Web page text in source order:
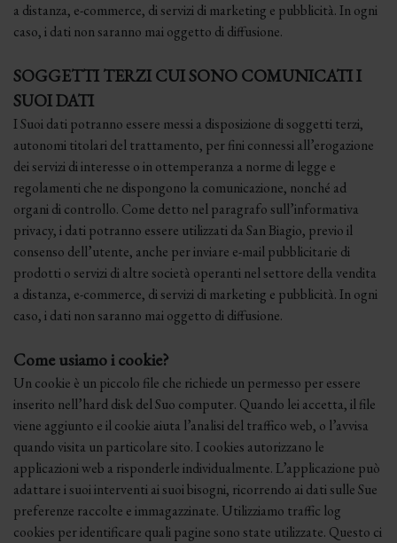
a distanza, e-commerce, di servizi di marketing e pubblicità. In ogni
caso, i dati non saranno mai oggetto di diffusione.
SOGGETTI TERZI CUI SONO COMUNICATI I
SUOI DATI
I Suoi dati potranno essere messi a disposizione di soggetti terzi,
autonomi titolari del trattamento, per fini connessi all’erogazione
dei servizi di interesse o in ottemperanza a norme di legge e
regolamenti che ne dispongono la comunicazione, nonché ad
organi di controllo. Come detto nel paragrafo sull’informativa
privacy, i dati potranno essere utilizzati da San Biagio, previo il
consenso dell’utente, anche per inviare e-mail pubblicitarie di
prodotti o servizi di altre società operanti nel settore della vendita
a distanza, e-commerce, di servizi di marketing e pubblicità. In ogni
caso, i dati non saranno mai oggetto di diffusione.
Come usiamo i cookie?
Un cookie è un piccolo file che richiede un permesso per essere
inserito nell’hard disk del Suo computer. Quando lei accetta, il file
viene aggiunto e il cookie aiuta l’analisi del traffico web, o l’avvisa
quando visita un particolare sito. I cookies autorizzano le
applicazioni web a risponderle individualmente. L’applicazione può
adattare i suoi interventi ai suoi bisogni, ricorrendo ai dati sulle Sue
preferenze raccolte e immagazzinate. Utilizziamo traffic log
cookies per identificare quali pagine sono state utilizzate. Questo ci